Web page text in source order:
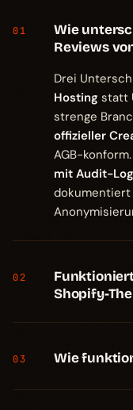
01
Wie
Reviews
Drei
Hosting statt
strenge
offizieller
AGB-konform.
mit Audit-Log
dokumentiert
02
Shopify-
03 Wie